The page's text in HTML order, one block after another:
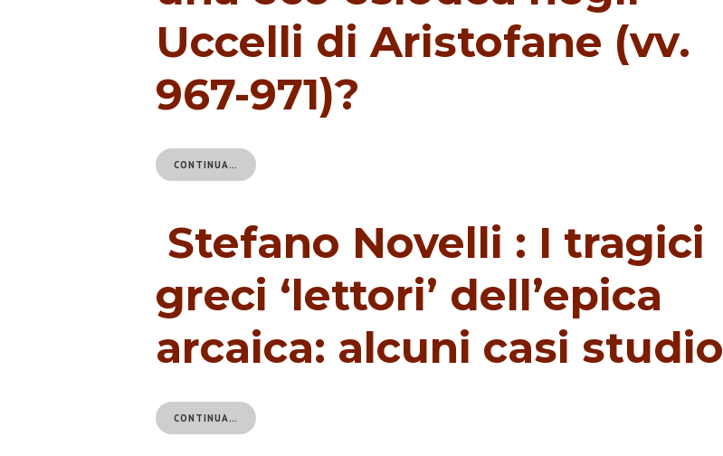
Uccelli di Aristofane (vv.
967-971)?
CONTINUA…
Stefano Novelli : I tragici
greci ‘lettori’ dell’epica
arcaica: alcuni casi studio
CONTINUA…